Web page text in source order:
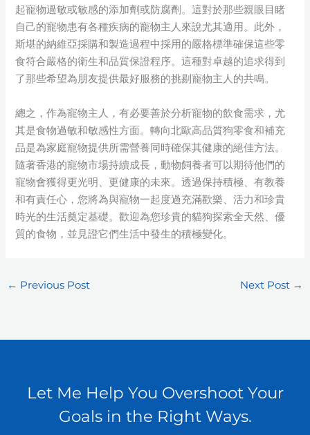
起寵物過敏或敏感的添加劑或防腐劑。這對於那些親眼目睹
自己的寵物患有各種疾病的寵物主人來說尤其適用。此外，
斯堪的納維亞採購和製造過程中採用的嚴格標準確保這些零
食符合嚴格的衛生和品質保證程序。這種對卓越的追求得到
了那些希望為朋友提供最好服務的挑剔寵物主人的共鳴。
總之，作為寵物主人，有必要善於分析寵物的飲食需求，尤
其是食物過敏和敏感性方面。轉向北歐高品質狗零食和補充
品是為家庭寵物提供所需營養同時確保其健康的絕佳方法。
隨著香港的寵物市場持續成長，動物飼養者可以期待他們的
寵物會獲得更光明、更健康的未來。透過保持積極、有教養
和有責任心，您將為與寵物一起度過充滿歡樂、活力和珍貴
時光的生活奠定基礎。歡迎為您珍貴的貓狗探索全天然、優
質的食物，並見證它們生活中發生的積極變化。
← Previous Post Next Post →
Let Me Help You Overshoot Your
Goals in the Right Ways.